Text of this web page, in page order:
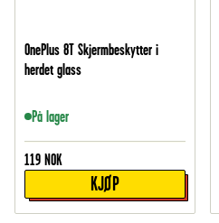
OnePlus 8T Skjermbeskytter i
herdet glass
På lager
119 NOK
KJØP